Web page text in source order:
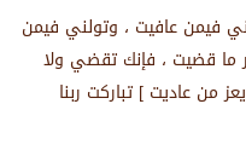
فيمن عافيت ، وتولني فيمن
ما قضيت ، فإنك تقضي ولا
من عاديت ] تباركت ربنا